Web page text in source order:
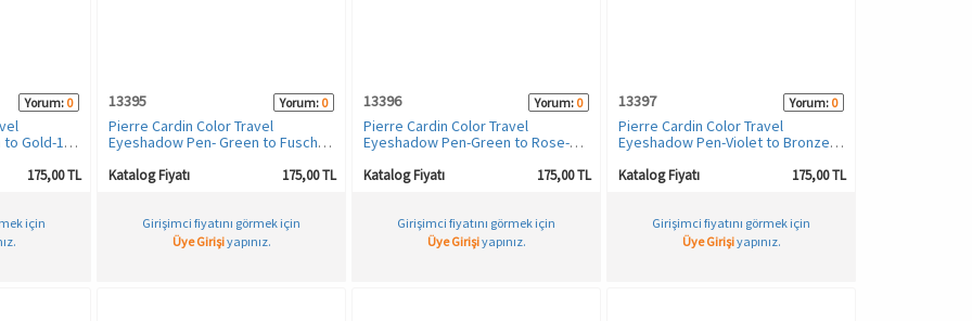
Yorum: 0
Gold-106
175,00 TL
için
13395 Yorum: 0
Pierre Cardin Color Travel
Eyeshadow Pen- Green to Fuschia-
Katalog Fiyatı 175,00 TL
Girişimci fiyatını görmek için
Üye Girişiyapınız.
13396 Yorum: 0
Pierre Cardin Color Travel
Eyeshadow Pen-Green to Rose-
Katalog Fiyatı 175,00 TL
Girişimci fiyatını görmek için
Üye Girişiyapınız.
13397 Yorum: 0
Pierre Cardin Color Travel
Eyeshadow Pen-Violet to Bronze-
Katalog Fiyatı 175,00 TL
Girişimci fiyatını görmek için
Üye Girişiyapınız.